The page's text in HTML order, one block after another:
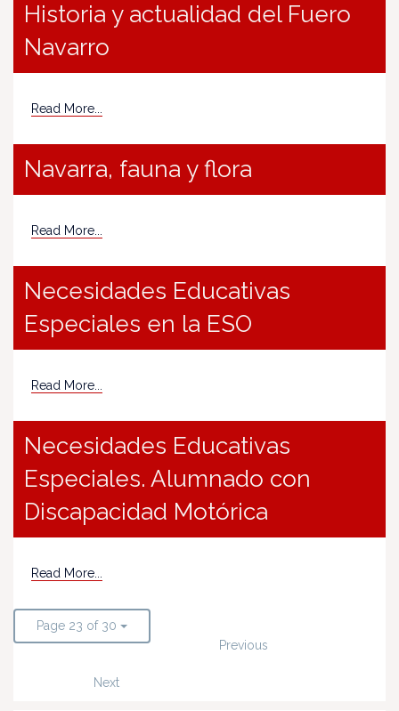
Historia y actualidad del Fuero
Navarro
Read More...
Navarra, fauna y flora
Read More...
Necesidades Educativas
Especiales en la ESO
Read More...
Necesidades Educativas
Especiales. Alumnado con
Discapacidad Motórica
Read More...
Page 23 of 30
Previous
Next